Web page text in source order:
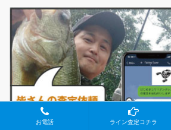
お電話 ライン査定コチラ